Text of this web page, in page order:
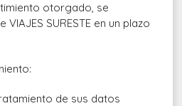
otorgado, se
SURESTE en un plazo
de sus datos